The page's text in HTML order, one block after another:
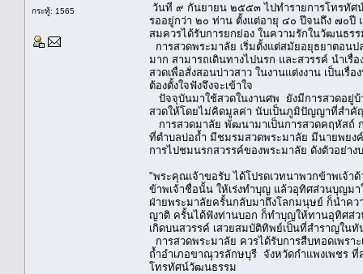
กระทู้: 1565
วันที่ ๙ กันยายน ๒๕๕๓ ไปทำรายการโทรทัศ
รออยู่กว่า ๒๐ ท่าน ตั้งแต่อายุ ๔๐ ปีจนถึง ๗๐ปี
สมควรได้รับการยกย่อง ในความรักในวัฒนธรร
การสวดพระมาลัย เริ่มตั้งแต่สมัยอยุธยาตอน
มาก สามารถเดินทางไปนรก และสวรรค์ นำเรื่
สวดเพื่อสั่งสอนบ่าวสาว ในงานแต่งงาน เป็นเ
ต้องตั้งใจฟังจึงจะเข้าใจ
ปัจจุบันมาใช้สวดในงานศพ ยังมีการสวดอยู่บ้
สวดให้โดยไม่คิดมูลค่า นับเป็นภูมิปัญญาที่สำคั
การสวดมาลัย พัฒนามาเป็นการสวดคฤหัสถ์
ที่ตำบลบ่อถ้ำ มีชมรมสวดพระมาลัย มีนายพยง
การไปชมนรกสวรรค์ของพระมาลัย ดังตัวอย่าง
"พระคุณเจ้าขอรับ ได้โปรดเวทนาพวกข้าพเจ้
ข้าพเจ้าชื่อนั้น ให้เร่งทำบุญ แล้วอุทิศส่วนบุญมา
ฝ่ายพระมาลัยครั้นกลับมาถึงโลกมนุษย์ ก็นำค
ญาติ ครั้นได้ฟังท่านบอก ก็ทำบุญให้ทานอุทิศส่ว
เกิดบนสวรรค์ เสวยสมบัติทิพย์เป็นที่สำราญใน
การสวดพระมาลัย ควรได้รับการสืบทอดเพร
ถ้ำอำเภอขาณุวรลักษบุรี จังหวัดกำแพงเพชร
โทรทัศน์วัฒนธรรม